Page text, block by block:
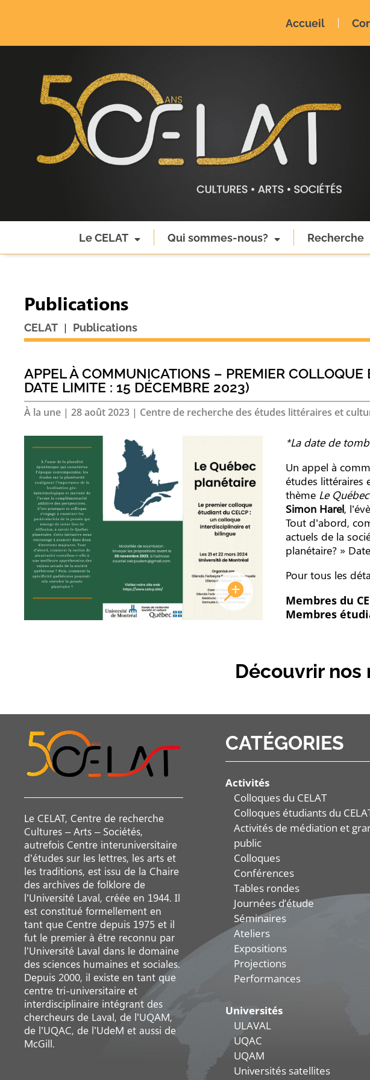
Accueil
Le CELAT Qui sommes-nous? Recherche
Publications
CELAT | Publications
APPEL À COMMUNICATIONS – PREMIER
DATE LIMITE : 15 DÉCEMBRE 2023)
À la une |28 août 2023 | Centre de recherche des études littéraires et
*La date de
Un appel à
études littéraires
thème Le
Simon Harel,
Tout d’abord,
actuels de la
planétaire? »
Pour tous les
Membres du
Membres
Découvrir
Le CELAT, Centre de recherche
Cultures – Arts – Sociétés,
autrefois Centre interuniversitaire
d’études sur les lettres, les arts et
les traditions, est issu de la Chaire
des archives de folklore de
l’Université Laval, créée en 1944. Il
est constitué formellement en
tant que Centre depuis 1975 et il
fut le premier à être reconnu par
l’Université Laval dans le domaine
des sciences humaines et sociales.
Depuis 2000, il existe en tant que
centre tri-universitaire et
interdisciplinaire intégrant des
chercheurs de Laval, de l’UQAM,
de l’UQAC, de l’UdeM et aussi de
McGill.
CATÉGORIES
Activités
Colloques du CELAT
Colloques étudiants du
Activités de médiation et
public
Colloques
Conférences
Tables rondes
Journées d’étude
Séminaires
Ateliers
Expositions
Projections
Performances
Universités
ULAVAL
UQAC
UQAM
Universités satellites